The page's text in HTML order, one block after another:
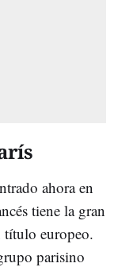
ahora en
tiene la gran
título europeo.
parisino